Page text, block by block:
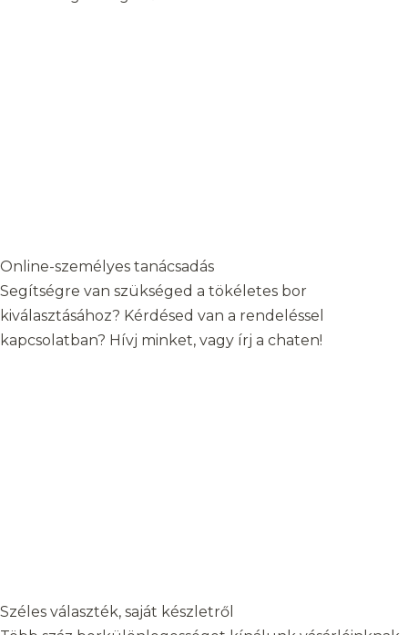
Online-személyes tanácsadás
Segítségre van szükséged a tökéletes bor
kiválasztásához? Kérdésed van a rendeléssel
kapcsolatban? Hívj minket, vagy írj a chaten!
Széles választék, saját készletről